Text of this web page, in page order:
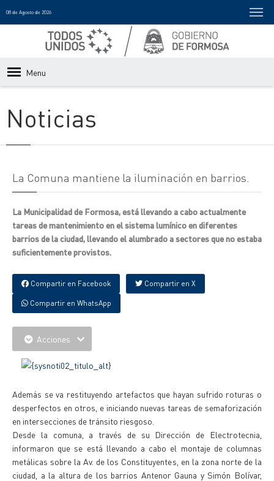
08 de Agosto de 2026
Menu
Noticias
La Comuna mantiene la iluminación en barrios.
La Municipalidad de Formosa, está llevando a cabo actualmente
tareas de mantenimiento en el sistema lumínico en diferentes
barrios de la ciudad, llevando el alumbrado a sectores que no estaba
suficientemente provistos.
Compartir en Facebook Compartir en X
Compartir en WhatsApp
Acciones
Además se va restituyendo artefactos que hayan sufrido roturas o
desperfectos en otros, e iniciando nuevas tareas de semaforización
en intersecciones de tránsito riesgoso.
Desde la comuna, a través de su Dirección de Electrotecnia,
informaron que se está llevando a cabo el montaje de columnas
metálicas sobre la Av. de los Constituyentes, en la zona norte de la
ciudad, a la altura de los barrios Antenor Gauna y Simón Bolívar,